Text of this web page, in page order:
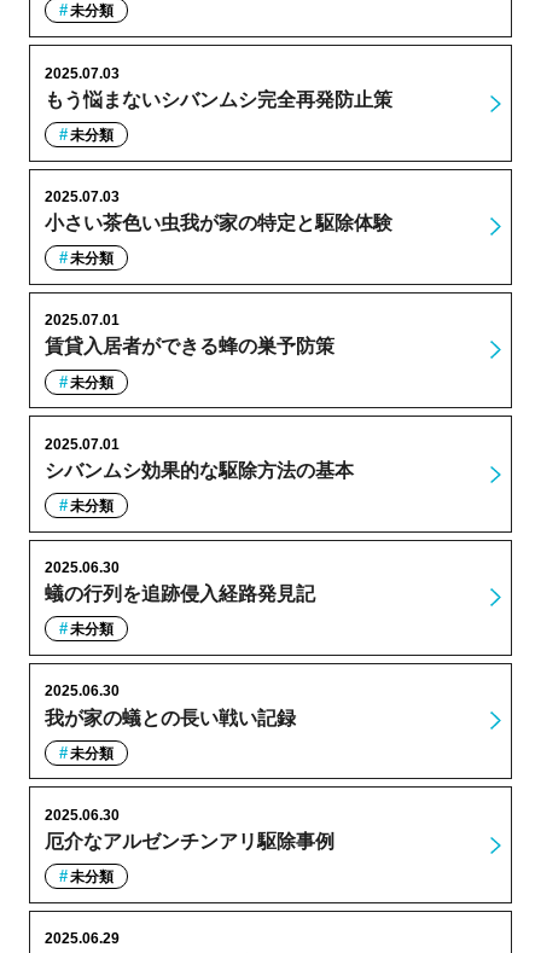
未分類
もう悩まないシバンムシ完全再発防止策
2025.07.03
未分類
小さい茶色い虫我が家の特定と駆除体験
2025.07.03
未分類
賃貸入居者ができる蜂の巣予防策
2025.07.01
未分類
シバンムシ効果的な駆除方法の基本
2025.07.01
未分類
蟻の行列を追跡侵入経路発見記
2025.06.30
未分類
我が家の蟻との長い戦い記録
2025.06.30
未分類
厄介なアルゼンチンアリ駆除事例
2025.06.30
未分類
2025.06.29